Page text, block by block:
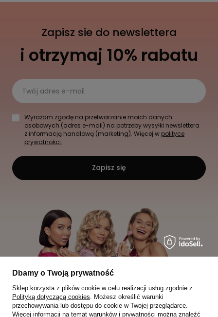
Zapisz sie do newslettera
i otrzymaj 10% rabatu
Twój adres e-mail
Wyrażam zgodę na przetwarzanie moich danych
osobowych (adres e-mail) na potrzeby wysyłki newslettera
z informacją handlową (marketing). Więcej w polityce
prywatności.
Zapisz się
Dbamy o Twoją prywatność
Sklep korzysta z plików cookie w celu realizacji usług zgodnie z
Polityką dotyczącą cookies. Możesz określić warunki
przechowywania lub dostępu do cookie w Twojej przeglądarce.
Więcej informacji na temat warunków i prywatności można znaleźć